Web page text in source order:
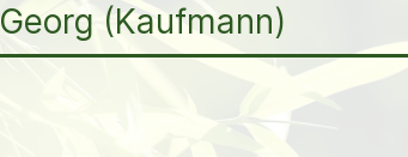
(Kaufmann)